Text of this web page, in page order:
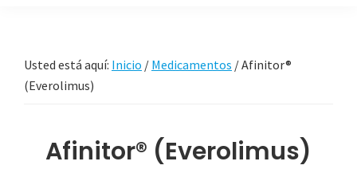
Usted está aquí: Inicio / Medicamentos /Afinitor®
(Everolimus)
Afinitor® (Everolimus)